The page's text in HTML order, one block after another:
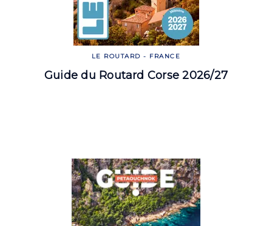
LE ROUTARD - FRANCE
Guide du Routard Corse 2026/27